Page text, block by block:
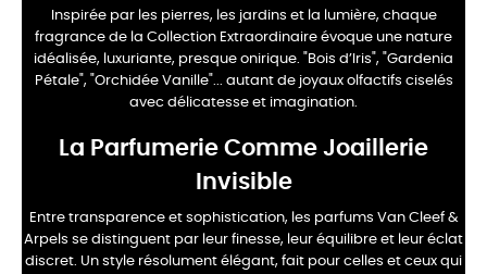
Inspirée par les pierres, les jardins et la lumière, chaque
fragrance de la Collection Extraordinaire évoque une nature
idéalisée, luxuriante, presque onirique. "Bois d’Iris", "Gardenia
Pétale", "Orchidée Vanille"... autant de joyaux olfactifs ciselés
avec délicatesse et imagination.
La Parfumerie Comme Joaillerie
Invisible
Entre transparence et sophistication, les parfums Van Cleef &
Arpels se distinguent par leur finesse, leur équilibre et leur éclat
discret. Un style résolument élégant, fait pour celles et ceux qui